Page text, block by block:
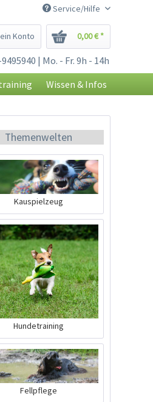
Service/Hilfe
Konto 0,00 € *
| Mo. - Fr. 9h - 14h
Wissen & Infos
Themenwelten
Kauspielzeug
Hundetraining
Fellpflege